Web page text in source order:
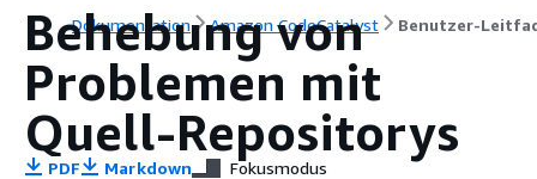
Dokumentation Amazon CodeCatalyst Benutzer-
Behebung von
Problemen mit
Quell-Repositorys
PDF Markdown Fokusmodus